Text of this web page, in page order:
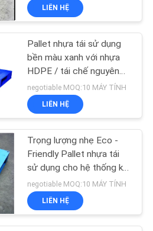
kệ
giá
20
LIÊN HỆ
Pallet nhựa tái sử dụng
bền màu xanh với nhựa
HDPE / tái chế nguyên
chất
negotiable MOQ:10 MÁY TÍNH
LIÊN HỆ
Trọng lượng nhẹ Eco -
Friendly Pallet nhựa tái
sử dụng cho hệ thống kệ
kho
negotiable MOQ:10 MÁY TÍNH
LIÊN HỆ